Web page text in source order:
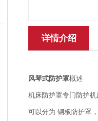
详情介绍
风琴式防护罩概述
机床防护罩专门防护
可以分为 钢板防护罩